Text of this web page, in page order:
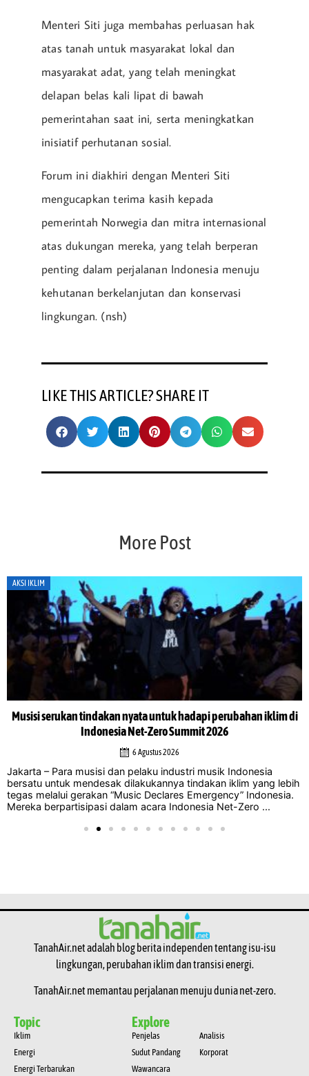
Menteri Siti juga membahas perluasan hak
atas tanah untuk masyarakat lokal dan
masyarakat adat, yang telah meningkat
delapan belas kali lipat di bawah
pemerintahan saat ini, serta meningkatkan
inisiatif perhutanan sosial.
Forum ini diakhiri dengan Menteri Siti
mengucapkan terima kasih kepada
pemerintah Norwegia dan mitra internasional
atas dukungan mereka, yang telah berperan
penting dalam perjalanan Indonesia menuju
kehutanan berkelanjutan dan konservasi
lingkungan. (nsh)
LIKE THIS ARTICLE? SHARE IT
More Post
AKSI IKLIM
Musisi serukan tindakan nyata untuk hadapi perubahan iklim di
Indonesia Net-Zero Summit 2026
6 Agustus 2026
Jakarta – Para musisi dan pelaku industri musik Indonesia
bersatu untuk mendesak dilakukannya tindakan iklim yang lebih
tegas melalui gerakan “Music Declares Emergency” Indonesia.
Mereka berpartisipasi dalam acara Indonesia Net-Zero ...
TanahAir.net adalah blog berita independen tentang isu-isu
lingkungan, perubahan iklim dan transisi energi.
TanahAir.net memantau perjalanan menuju dunia net-zero.
Topic
Iklim
Energi
Energi Terbarukan
Explore
Penjelas
Sudut Pandang
Wawancara
Analisis
Korporat